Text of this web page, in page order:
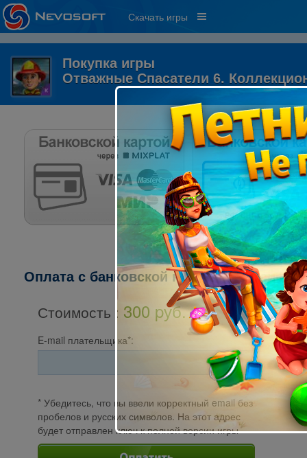
Скачать игры
Покупка игры
Отважные Спасатели 6.
Оплата с банковской карты через
Стоимость : 300 pуб.
E-mail плательщика*:
* Убедитесь, что вы ввели корректный email без
пробелов и русских символов. На этот адрес
будет отправлен ключ к полной версии игры